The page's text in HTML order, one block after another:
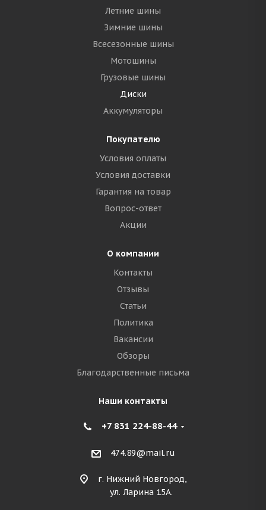
Летние шины
Зимние шины
Всесезонные шины
Мотошины
Грузовые шины
Диски
Аккумуляторы
Покупателю
Условия оплаты
Условия доставки
Гарантия на товар
Вопрос-ответ
Акции
О компании
Контакты
Отзывы
Статьи
Политика
Вакансии
Обзоры
Благодарственные письма
Наши контакты
+7 831 224-88-44
474.89@mail.ru
г. Нижний Новгород,
ул. Ларина 15А.